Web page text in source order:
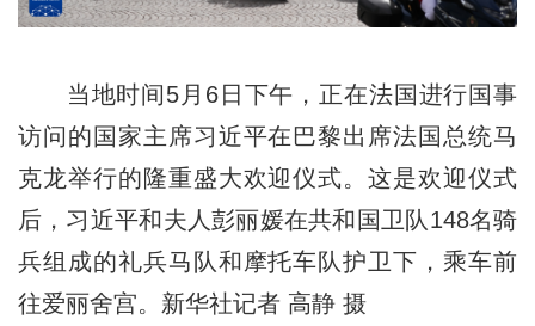
当地时间5月6日下午，正在法国进行国事
访问的国家主席习近平在巴黎出席法国总统马
克龙举行的隆重盛大欢迎仪式。这是欢迎仪式
后，习近平和夫人彭丽媛在共和国卫队148名骑
兵组成的礼兵马队和摩托车队护卫下，乘车前
往爱丽舍宫。新华社记者 高静 摄